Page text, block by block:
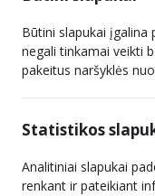
Būtini slapukai įgalina
negali tinkamai veikti
pakeitus naršyklės
Statistikos
Analitiniai slapukai
renkant ir pateikiant
konkursų į
Dalintis: